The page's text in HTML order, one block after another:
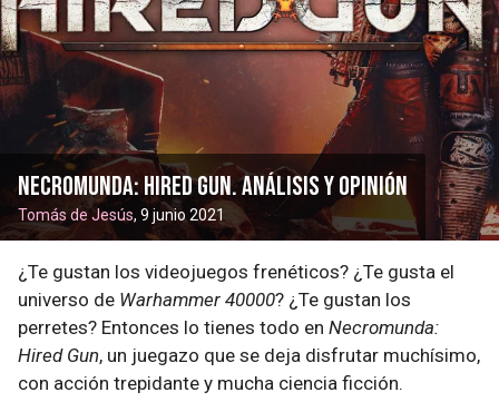
Necromunda: Hired Gun. Análisis y opinión
Tomás de Jesús, 9 junio 2021
¿Te gustan los videojuegos frenéticos? ¿Te gusta el
universo de Warhammer 40000? ¿Te gustan los
perretes? Entonces lo tienes todo en Necromunda:
Hired Gun, un juegazo que se deja disfrutar muchísimo,
con acción trepidante y mucha ciencia ficción.